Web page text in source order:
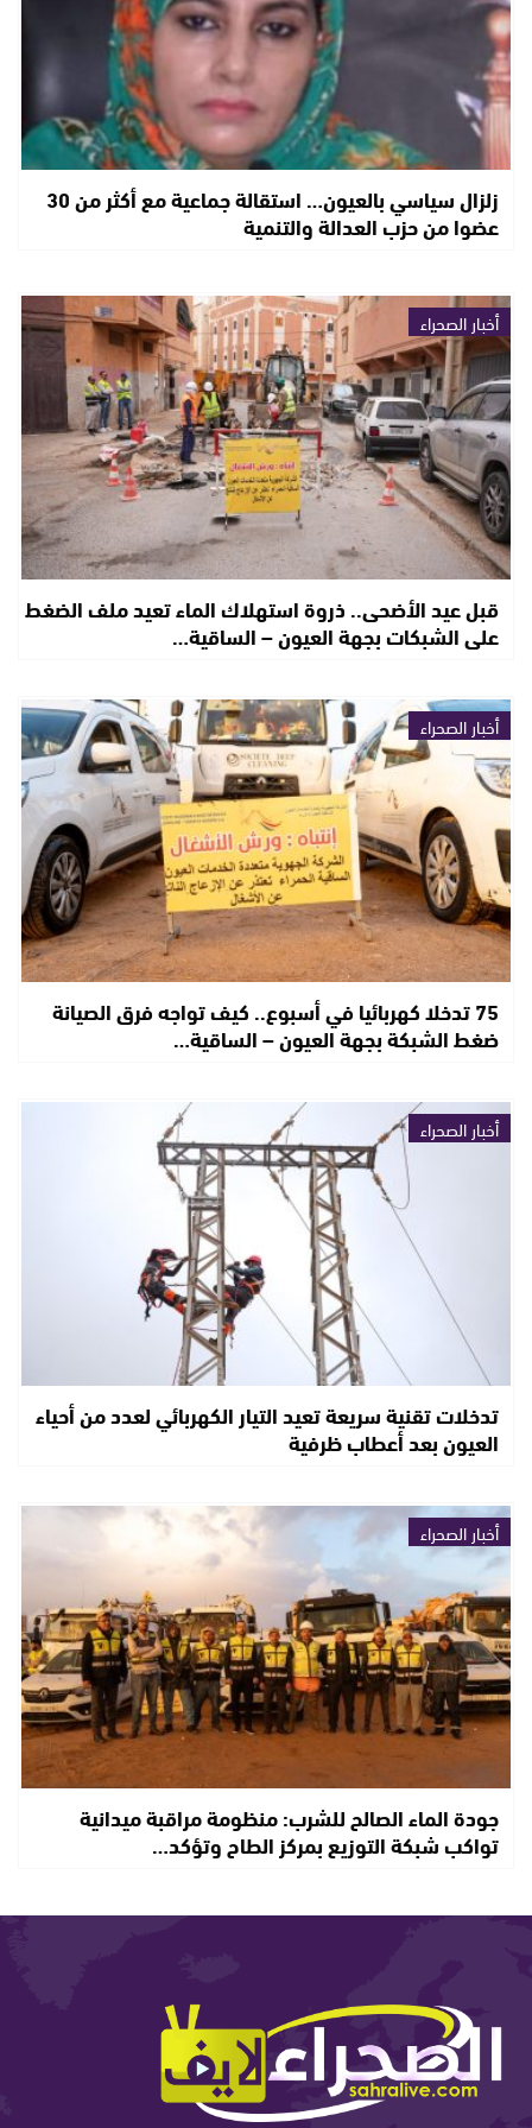
زلزال سياسي بالعيون… استقالة جماعية مع أكثر من 30
عضوا من حزب العدالة والتنمية
أخبار الصحراء
قبل عيد الأضحى.. ذروة استهلاك الماء تعيد ملف الضغط
على الشبكات بجهة العيون – الساقية…
أخبار الصحراء
75 تدخلا كهربائيا في أسبوع.. كيف تواجه فرق الصيانة
ضغط الشبكة بجهة العيون – الساقية…
أخبار الصحراء
تدخلات تقنية سريعة تعيد التيار الكهربائي لعدد من أحياء
العيون بعد أعطاب ظرفية
أخبار الصحراء
جودة الماء الصالح للشرب: منظومة مراقبة ميدانية
تواكب شبكة التوزيع بمركز الطاح وتؤكد…